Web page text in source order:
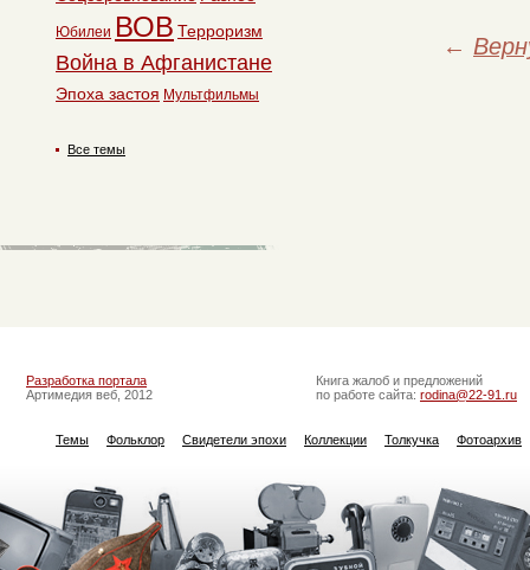
←
Юбилеи ВОВ Терроризм
Война в Афганистане
Эпоха застоя Мультфильмы
Все темы
Разработка портала
Артимедия веб, 2012
Книга жалоб и предложений
по работе сайта: rodina@22-91.ru
Темы Фольклор Свидетели эпохи Коллекции Толкучка Фотоархив